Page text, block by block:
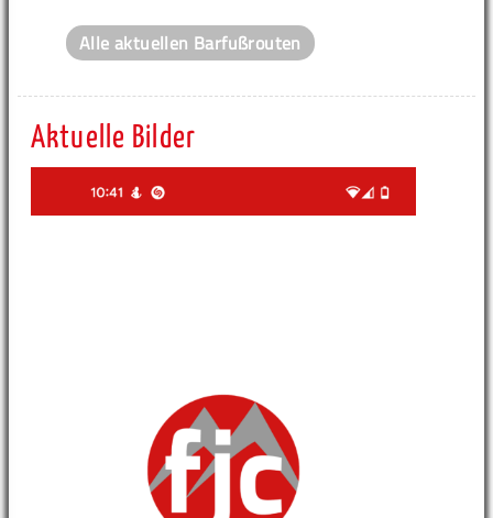
Alle aktuellen Barfußrouten
Aktuelle Bilder